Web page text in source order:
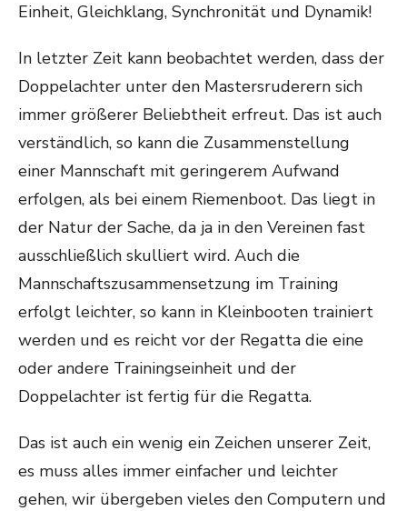
Einheit, Gleichklang, Synchronität und Dynamik!
In letzter Zeit kann beobachtet werden, dass der
Doppelachter unter den Mastersruderern sich
immer größerer Beliebtheit erfreut. Das ist auch
verständlich, so kann die Zusammenstellung
einer Mannschaft mit geringerem Aufwand
erfolgen, als bei einem Riemenboot. Das liegt in
der Natur der Sache, da ja in den Vereinen fast
ausschließlich skulliert wird. Auch die
Mannschaftszusammensetzung im Training
erfolgt leichter, so kann in Kleinbooten trainiert
werden und es reicht vor der Regatta die eine
oder andere Trainingseinheit und der
Doppelachter ist fertig für die Regatta.
Das ist auch ein wenig ein Zeichen unserer Zeit,
es muss alles immer einfacher und leichter
gehen, wir übergeben vieles den Computern und